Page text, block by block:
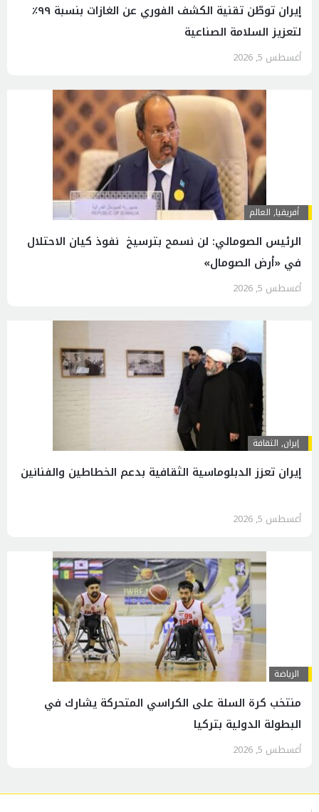
إيران توطّن تقنية الكشف الفوري عن الغازات بنسبة ٩٩٪
لتعزيز السلامة الصناعية
أغسطس 5, 2026
أفريقيا, العالم
الرئيس الصومالي: لن نسمح بترسيخ نفوذ كيان الاحتلال
في «أرض الصومال»
أغسطس 5, 2026
إيران, الثقافة
إيران تعزز الدبلوماسية الثقافية بدعم الخطاطين والفنانين
أغسطس 5, 2026
الرياضة
منتخب كرة السلة على الكراسي المتحركة يشارك في
البطولة الدولية بتركيا
أغسطس 5, 2026